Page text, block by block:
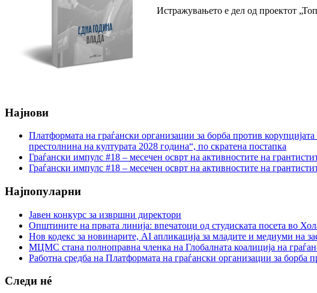
Истражувањето е дел од проектот
Најнови
Платформата на граѓански организации за борба против
престолнина на културата 2028 година“, по скратена постапка
Граѓански импулс #18 – месечен осврт на активностите на
Граѓански импулс #18 – месечен осврт на активностите на
Најпопуларни
Јавен конкурс за извршни директори
Општините на првата линија: впечатоци од студиската посета во
Нов кодекс за новинарите, AI апликација за младите и медиуми на
МЦМС стана полноправна членка на Глобалната коалиција на
Работна средба на Платформата на граѓански организации за борба
Следи нé